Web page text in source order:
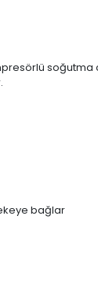
soğutma
bağlar